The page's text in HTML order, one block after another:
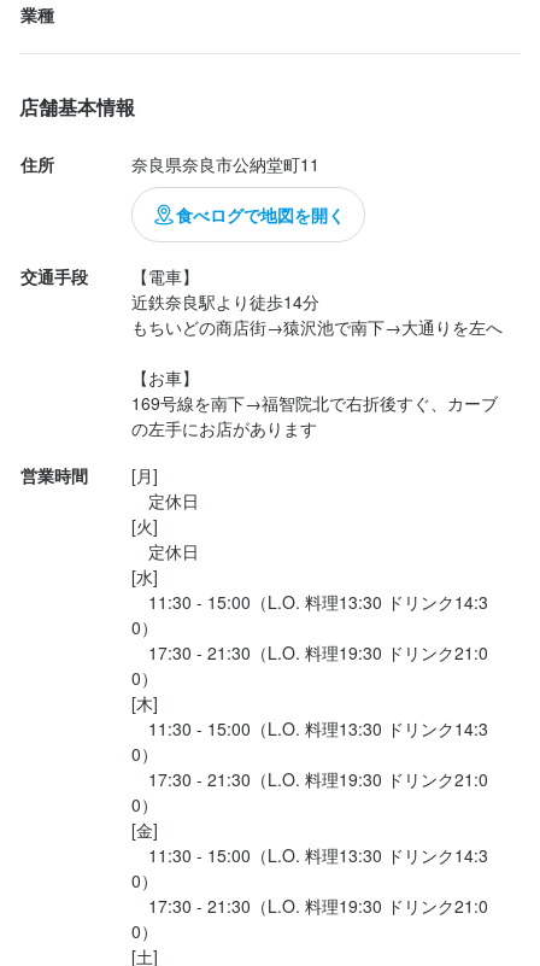
られたお皿や、香ばしく焼き上げられた...
業種
店舗基本情報
住所 奈良県奈良市公納堂町11
食べログで地図を開く
交通手段
【電車】
近鉄奈良駅より徒歩14分
もちいどの商店街→猿沢池で南下→大通りを左へ
【お車】
169号線を南下→福智院北で右折後すぐ、カーブ
の左手にお店があります
営業時間
[月]
定休日
[火]
定休日
[水]
11:30 - 15:00（L.O. 料理13:30 ドリンク14:3
0）
17:30 - 21:30（L.O. 料理19:30 ドリンク21:0
0）
[木]
11:30 - 15:00（L.O. 料理13:30 ドリンク14:3
0）
17:30 - 21:30（L.O. 料理19:30 ドリンク21:0
0）
[金]
11:30 - 15:00（L.O. 料理13:30 ドリンク14:3
0）
17:30 - 21:30（L.O. 料理19:30 ドリンク21:0
0）
[土]
店名
french o・mo・ya 奈良町
奈良県奈良市公納堂町11
法人名・事業者名
株式会社ザックエンタープライズ
最終更新日2026/05/07
エントリー後、弊社採用担当より電話またはメールにてご連絡差
し上げます。
応募先電話番号
◆受付時間
◆定休日：毎週月曜 ◆受付時間：Lunch11:30～14:30(L.O) Dinne
r17:30～20:30(L.O)
お店の採用担当者からのメッセージ
「スタッフが楽しく働けないと良いお店は作れない」
常にこう考え、スタッフが働きやすく、居心地の良いお店作りを
心掛けています
「子供が保育園の間に働きたい」
「おしゃれなお店で働いてみたい！」
是非一度オモヤ奈良町店で働いてみませんか？
面接は1回のみ！条件のすり合わせをする面談ですので
緊張せずいつものあなたで大丈夫
やさしいスタッフがお待ちしてます